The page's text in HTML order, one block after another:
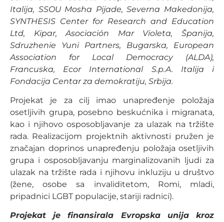
Italija, SSOU Mosha Pijade, Severna Makedonija,
SYNTHESIS Center for Research and Education
Ltd, Kipar, Asociación Mar Violeta, Španija,
Sdruzhenie Yuni Partners, Bugarska, European
Association for Local Democracy (ALDA),
Francuska, Ecor International S.p.A. Italija i
Fondacija Centar za demokratiju, Srbija.
Projekat je za cilj imao unapređenje položaja
osetljivih grupa, posebno beskućnika i migranata,
kao i njihovo osposobljavanje za ulazak na tržište
rada. Realizacijom projektnih aktivnosti pružen je
značajan doprinos unapređenju položaja osetljivih
grupa i osposobljavanju marginalizovanih ljudi za
ulazak na tržište rada i njihovu inkluziju u društvo
(žene, osobe sa invaliditetom, Romi, mladi,
pripadnici LGBT populacije, stariji radnici).
Projekat je finansirala Evropska unija kroz